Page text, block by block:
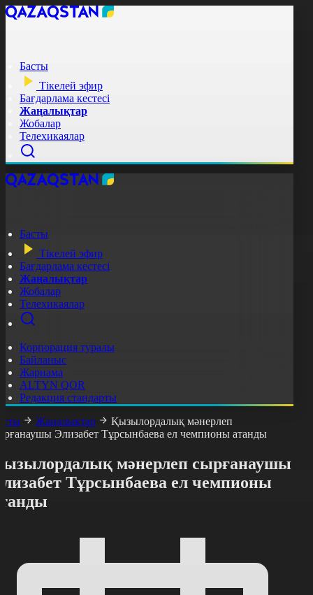
Басты
Тікелей эфир
Бағдарлама кестесі
Жаңалықтар
Жобалар
Телехикаялар
Басты
Тікелей эфир
Бағдарлама кестесі
Жаңалықтар
Жобалар
Телехикаялар
Корпорация туралы
Байланыс
Жарнама
ALTYN QOR
Редакция стандарты
Жаңалықтар
Қызылордалық мәнерлеп
Элизабет Тұрсынбаева ел чемпионы атанды
мәнерлеп сырғанаушы
Тұрсынбаева ел чемпионы